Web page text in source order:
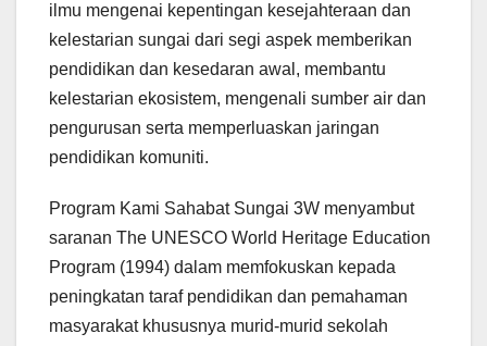
ilmu mengenai kepentingan kesejahteraan dan
kelestarian sungai dari segi aspek memberikan
pendidikan dan kesedaran awal, membantu
kelestarian ekosistem, mengenali sumber air dan
pengurusan serta memperluaskan jaringan
pendidikan komuniti.
Program Kami Sahabat Sungai 3W menyambut
saranan The UNESCO World Heritage Education
Program (1994) dalam memfokuskan kepada
peningkatan taraf pendidikan dan pemahaman
masyarakat khususnya murid-murid sekolah